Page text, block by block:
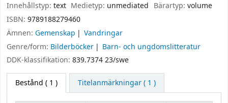
Innehållstyp: text Medietyp: unmediated Bärartyp: volume
ISBN: 9789188279460
Ämnen: Gemenskap
Vandringar
Genre/form: Bilderböcker
Barn- och ungdomslitteratur
DDK-klassifikation: 839.7374 23/swe
Bestånd ( 1 ) Titelanmärkningar ( 1 )